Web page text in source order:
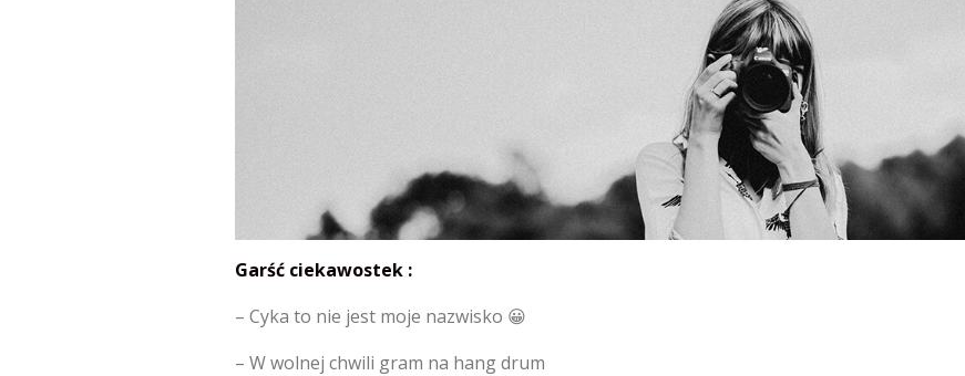
Garść ciekawostek :
– Cyka to nie jest moje nazwisko 😀
– W wolnej chwili gram na hang drum